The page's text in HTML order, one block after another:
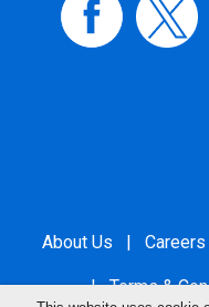
About Us | Careers
| Terms &